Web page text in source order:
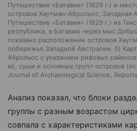
Путешествие «Батавии» (1629 г.) и
островов Хаутман-Аброльос, Западная
Путешествие «Батавии» (1629 г.) из
республика, в Батавию через мыс
показано расположение островов
побережья Западной Австралии. б)
Аброльос с указанием рифовых
м), суши и основных групп островов
Journal of Archaeological Science,
Анализ показал, что блоки
группы с разным возрастом
совпала с характеристиками